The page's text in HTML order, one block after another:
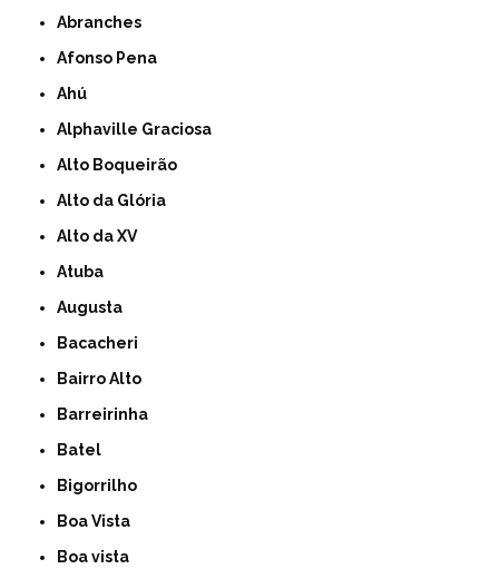
Abranches
Afonso Pena
Ahú
Alphaville Graciosa
Alto Boqueirão
Alto da Glória
Alto da XV
Atuba
Augusta
Bacacheri
Bairro Alto
Barreirinha
Batel
Bigorrilho
Boa Vista
Boa vista